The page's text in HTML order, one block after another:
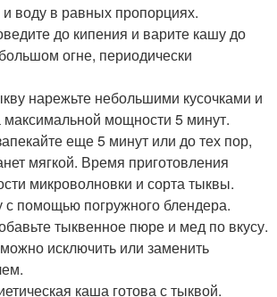
воду в равных пропорциях.
до кипения и варите кашу до
огне, периодически
нарежьте небольшими кусочками и
максимальной мощности 5 минут.
еще 5 минут или до тех пор,
мягкой. Время приготовления
микроволновки и сорта тыквы.
с помощью погружного блендера.
тыквенное пюре и мед по вкусу.
исключить или заменить
каша готова с тыквой.